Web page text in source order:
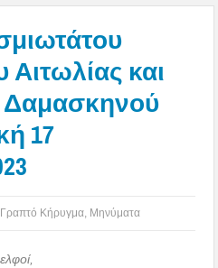
και
Δαμασκηνού
17
Γραπτό Κήρυγμα Μηνύματα